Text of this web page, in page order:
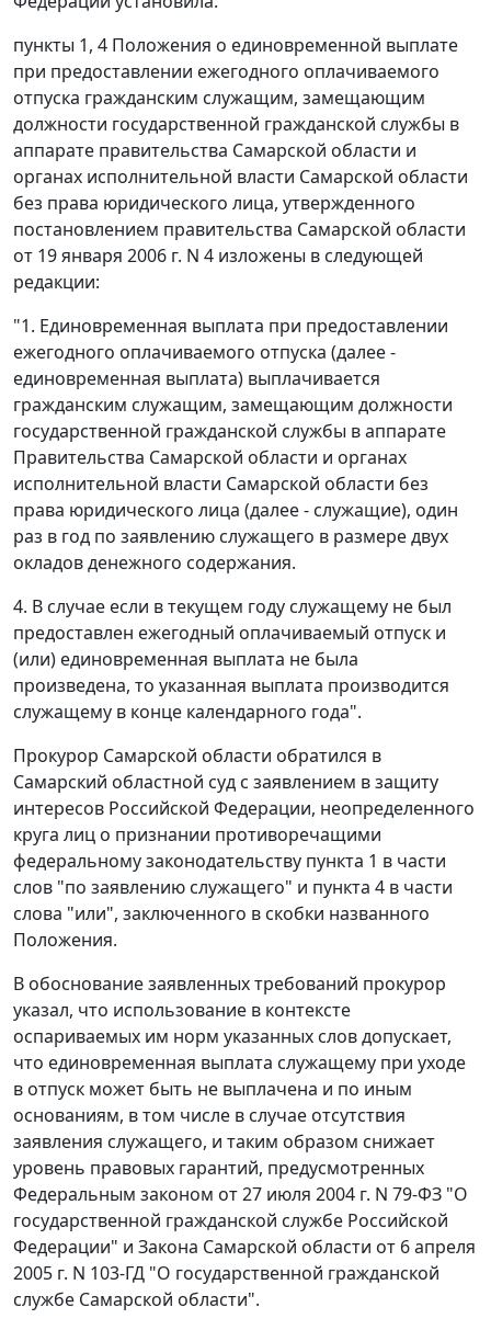
пункты 1, 4 Положения о единовременной выплате
при предоставлении ежегодного оплачиваемого
отпуска гражданским служащим, замещающим
должности государственной гражданской службы в
аппарате правительства Самарской области и
органах исполнительной власти Самарской области
без права юридического лица, утвержденного
постановлением правительства Самарской области
от 19 января 2006 г. N 4 изложены в следующей
редакции:
"1. Единовременная выплата при предоставлении
ежегодного оплачиваемого отпуска (далее -
единовременная выплата) выплачивается
гражданским служащим, замещающим должности
государственной гражданской службы в аппарате
Правительства Самарской области и органах
исполнительной власти Самарской области без
права юридического лица (далее - служащие), один
раз в год по заявлению служащего в размере двух
окладов денежного содержания.
4. В случае если в текущем году служащему не был
предоставлен ежегодный оплачиваемый отпуск и
(или) единовременная выплата не была
произведена, то указанная выплата производится
служащему в конце календарного года".
Прокурор Самарской области обратился в
Самарский областной суд с заявлением в защиту
интересов Российской Федерации, неопределенного
круга лиц о признании противоречащими
федеральному законодательству пункта 1 в части
слов "по заявлению служащего" и пункта 4 в части
слова "или", заключенного в скобки названного
Положения.
В обоснование заявленных требований прокурор
указал, что использование в контексте
оспариваемых им норм указанных слов допускает,
что единовременная выплата служащему при уходе
в отпуск может быть не выплачена и по иным
основаниям, в том числе в случае отсутствия
заявления служащего, и таким образом снижает
уровень правовых гарантий, предусмотренных
Федеральным законом от 27 июля 2004 г. N 79-ФЗ "О
государственной гражданской службе Российской
Федерации" и Закона Самарской области от 6 апреля
2005 г. N 103-ГД "О государственной гражданской
службе Самарской области".